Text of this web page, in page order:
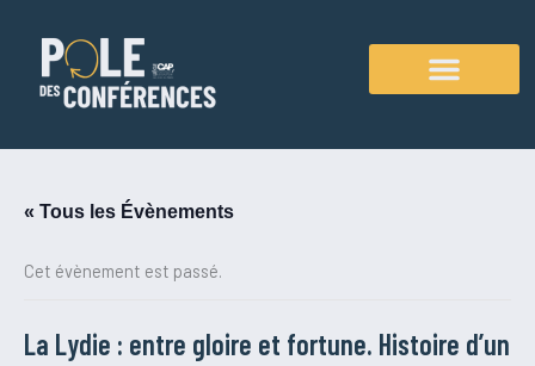
« Tous les Évènements
Cet évènement est passé.
La Lydie : entre gloire et fortune. Histoire d’un